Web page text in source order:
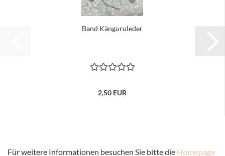
Band Känguruleder
2,50 EUR
Für weitere Informationen besuchen Sie bitte die Homepage